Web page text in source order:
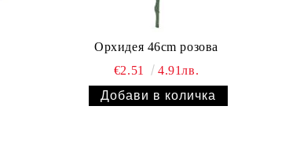
Орхидея 46cm розова
€2.51
4.91лв.